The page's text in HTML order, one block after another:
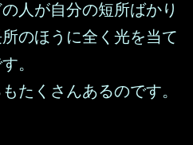
人が自分の短所ばかり
のほうに全く光を当て
。
たくさんあるのです。